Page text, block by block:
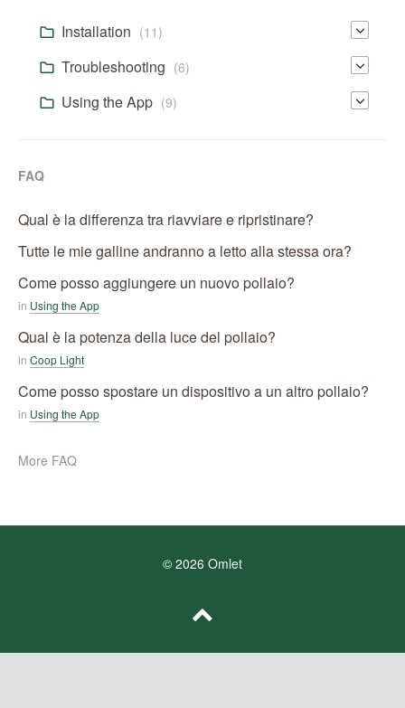
Installation (11)
Troubleshooting (6)
Using the App (9)
FAQ
Qual è la differenza tra riavviare e ripristinare?
Tutte le mie galline andranno a letto alla stessa ora?
Come posso aggiungere un nuovo pollaio?
in Using the App
Qual è la potenza della luce del pollaio?
in Coop Light
Come posso spostare un dispositivo a un altro pollaio?
in Using the App
More FAQ
© 2026 Omlet